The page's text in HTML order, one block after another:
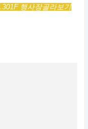
1F 행사장골라보기